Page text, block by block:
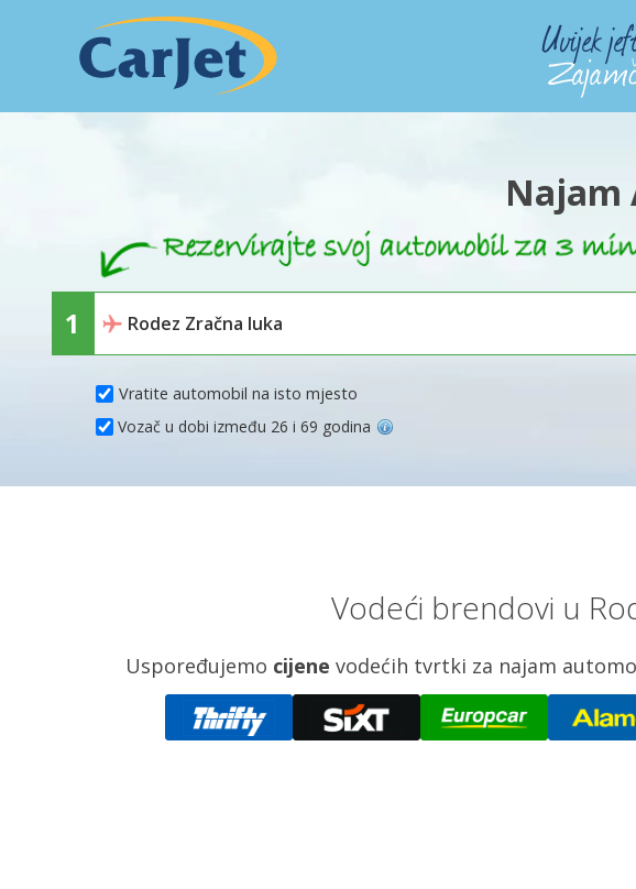
Najam
Vratite automobil na isto mjesto
Vozač u dobi između 26 i 69 godina
Vodeći brendovi u
Uspoređujemo cijene vodećih tvrtki za najam